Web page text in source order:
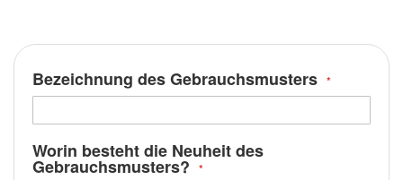
Bezeichnung des Gebrauchsmusters
Worin besteht die Neuheit des
Gebrauchsmusters?